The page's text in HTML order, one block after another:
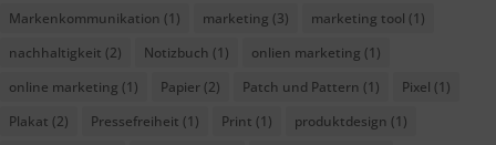
Markenkommunikation (1) marketing (3) marketing tool (1)
nachhaltigkeit (2) Notizbuch (1) onlien marketing (1)
online marketing (1) Papier (2) Patch und Pattern (1) Pixel (1)
Plakat (2) Pressefreiheit (1) Print (1) produktdesign (1)